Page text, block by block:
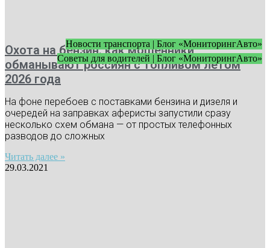
Новости транспорта | Блог «МониторингАвто»
Советы для водителей | Блог «МониторингАвто»
Охота на бензин: как мошенники
обманывают россиян с топливом летом
2026 года
На фоне перебоев с поставками бензина и дизеля и
очередей на заправках аферисты запустили сразу
несколько схем обмана — от простых телефонных
разводов до сложных
Читать далее »
29.03.2021